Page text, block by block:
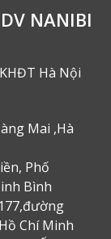
NANIBI
Hà Nội
Mai ,Hà
Phố
Bình
Chí Minh